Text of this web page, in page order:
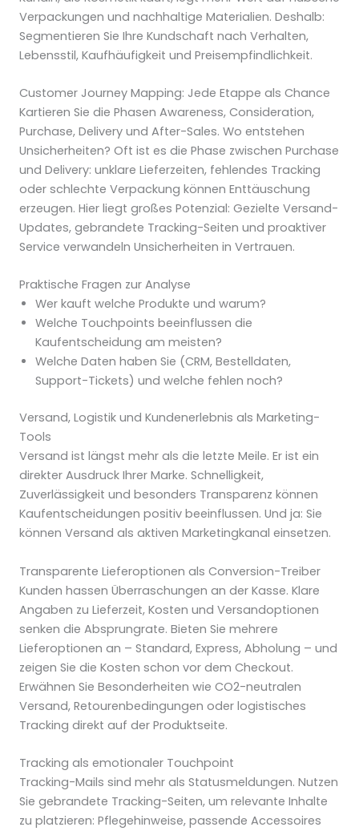
Verpackungen und nachhaltige Materialien. Deshalb:
Segmentieren Sie Ihre Kundschaft nach Verhalten,
Lebensstil, Kaufhäufigkeit und Preisempfindlichkeit.
Customer Journey Mapping: Jede Etappe als Chance
Kartieren Sie die Phasen Awareness, Consideration,
Purchase, Delivery und After-Sales. Wo entstehen
Unsicherheiten? Oft ist es die Phase zwischen Purchase
und Delivery: unklare Lieferzeiten, fehlendes Tracking
oder schlechte Verpackung können Enttäuschung
erzeugen. Hier liegt großes Potenzial: Gezielte Versand-
Updates, gebrandete Tracking-Seiten und proaktiver
Service verwandeln Unsicherheiten in Vertrauen.
Praktische Fragen zur Analyse
Wer kauft welche Produkte und warum?
Welche Touchpoints beeinflussen die
Kaufentscheidung am meisten?
Welche Daten haben Sie (CRM, Bestelldaten,
Support-Tickets) und welche fehlen noch?
Versand, Logistik und Kundenerlebnis als Marketing-
Tools
Versand ist längst mehr als die letzte Meile. Er ist ein
direkter Ausdruck Ihrer Marke. Schnelligkeit,
Zuverlässigkeit und besonders Transparenz können
Kaufentscheidungen positiv beeinflussen. Und ja: Sie
können Versand als aktiven Marketingkanal einsetzen.
Transparente Lieferoptionen als Conversion-Treiber
Kunden hassen Überraschungen an der Kasse. Klare
Angaben zu Lieferzeit, Kosten und Versandoptionen
senken die Absprungrate. Bieten Sie mehrere
Lieferoptionen an – Standard, Express, Abholung – und
zeigen Sie die Kosten schon vor dem Checkout.
Erwähnen Sie Besonderheiten wie CO2-neutralen
Versand, Retourenbedingungen oder logistisches
Tracking direkt auf der Produktseite.
Tracking als emotionaler Touchpoint
Tracking-Mails sind mehr als Statusmeldungen. Nutzen
Sie gebrandete Tracking-Seiten, um relevante Inhalte
zu platzieren: Pflegehinweise, passende Accessoires